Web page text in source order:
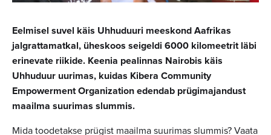
Eelmisel suvel käis Uhhuduuri meeskond Aafrikas
jalgrattamatkal, üheskoos seigeldi 6000 kilomeetrit läbi
erinevate riikide. Keenia pealinnas Nairobis käis
Uhhuduur uurimas, kuidas Kibera Community
Empowerment Organization edendab prügimajandust
maailma suurimas slummis.
Mida toodetakse prügist maailma suurimas slummis? Vaata